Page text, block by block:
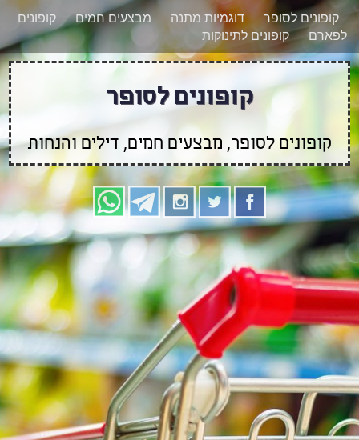
רוצים להישאר מעודכנים לגבי קופונים חדשים?
הצטרפו אלינו גם
בוואטסאפ
קופונים לסופר דוגמיות מתנה מבצעים חמים
קופונים
לפארם
קופונים לתינוקות
קופונים לסופר
קופונים לסופר, מבצעים חמים, דילים והנחות